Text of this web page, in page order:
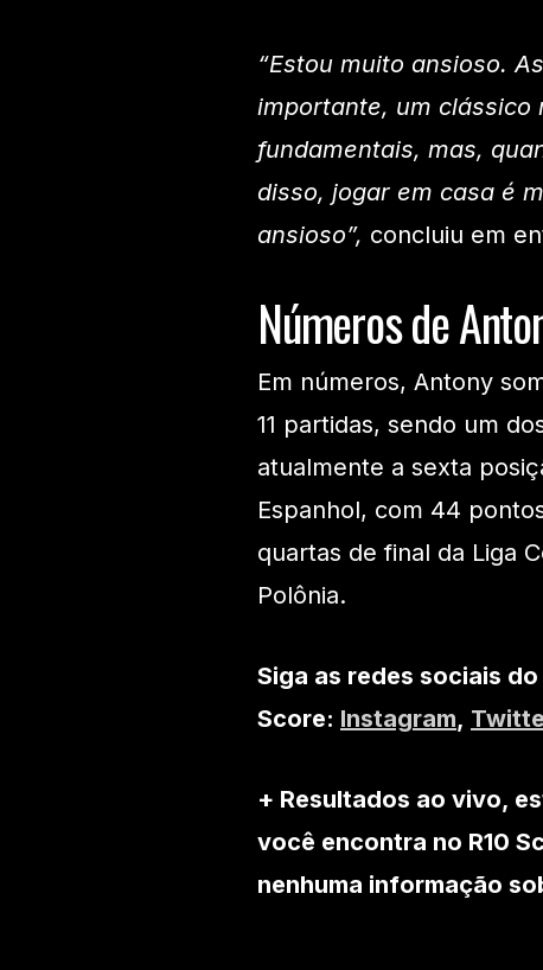
“Estou muito ansioso.
importante, um clássico
fundamentais, mas,
disso, jogar em casa é
ansioso”, concluiu em
Números de
Em números, Antony
11 partidas, sendo um
atualmente a sexta
Espanhol, com 44
quartas de final da Liga
Polônia.
Siga as redes sociais do
Score: Instagram,
+ Resultados ao vivo,
você encontra no R10
nenhuma informação